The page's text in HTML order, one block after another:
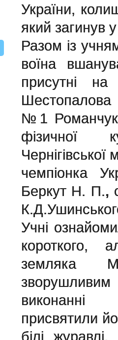
України,
який загинув
Разом із
воїна
присутні
№1 Романчук
фізичної
чемпіонка
Беркут Н. П.,
Учні
короткого,
земляка
виконанні
присвятили
білі